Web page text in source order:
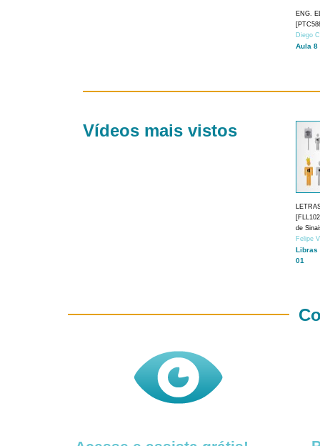
ENG.
Diego
Aula 8
Vídeos mais vistos
de
Felipe
Libras
01